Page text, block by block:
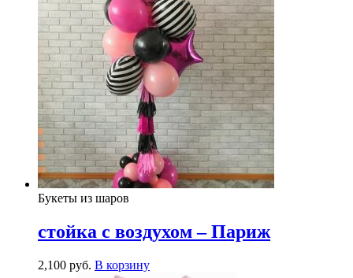
Букеты из шаров
стойка с воздухом – Париж
2,100 руб. В корзину